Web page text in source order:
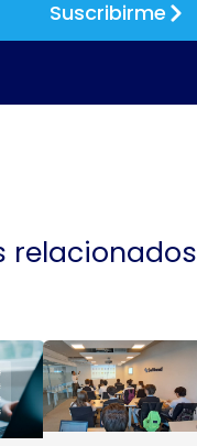
Suscribirme
relacionados